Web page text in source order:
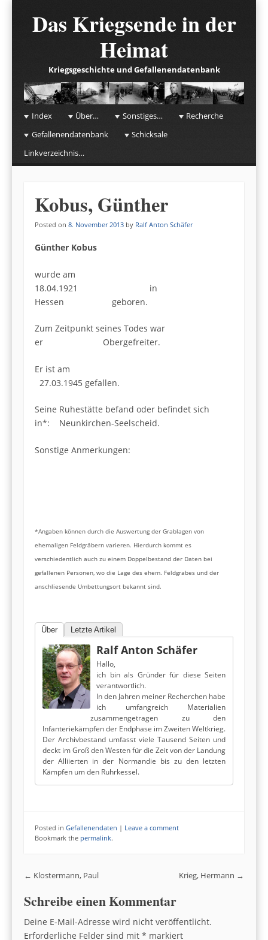
Das Kriegsende in der
Heimat
Kriegsgeschichte und Gefallenendatenbank
☰Menu
Skip to content
Index Über… Sonstiges…
Recherche
Gefallenendatenbank
Schicksale
Linkverzeichnis…
Kobus, Günther
Posted on 8. November 2013 by Ralf Anton Schäfer
Günther Kobus
wurde am
18.04.1921 in
Hessen geboren.
Zum Zeitpunkt seines Todes war
er Obergefreiter.
Er ist am
27.03.1945 gefallen.
Seine Ruhestätte befand oder befindet sich
in*: Neunkirchen-Seelscheid.
Sonstige Anmerkungen:
*Angaben können durch die Auswertung der Grablagen von
ehemaligen Feldgräbern varieren. Hierdurch kommt es
verschiedentlich auch zu einem Doppelbestand der Daten bei
gefallenen Personen, wo die Lage des ehem. Feldgrabes und der
anschliesende Umbettungsort bekannt sind.
Über Letzte Artikel
Ralf Anton Schäfer
Hallo,
ich bin als Gründer für diese Seiten
verantwortlich.
In den Jahren meiner Recherchen habe
ich umfangreich Materialien
zusammengetragen zu den
Infanteriekämpfen der Endphase im Zweiten Weltkrieg.
Der Archivbestand umfasst viele Tausend Seiten und
deckt im Groß den Westen für die Zeit von der Landung
der Alliierten in der Normandie bis zu den letzten
Kämpfen um den Ruhrkessel.
Posted in Gefallenendaten | Leave a comment
Bookmark the permalink.
Post navigation
← Klostermann, Paul Krieg, Hermann →
Schreibe einen Kommentar
Deine E-Mail-Adresse wird nicht veröffentlicht.
Erforderliche Felder sind mit * markiert